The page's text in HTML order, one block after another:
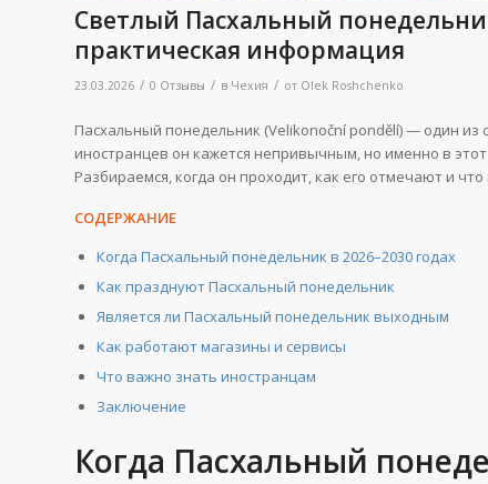
Светлый Пасхальный
практическая информация
23.03.2026 / 0 Отзывы / в Чехия / от Olek Roshchenko
Пасхальный понедельник (Velikonoční pondělí) — один
иностранцев он кажется непривычным, но именно в
Разбираемся, когда он проходит, как его отмечают и
СОДЕРЖАНИЕ
Когда Пасхальный понедельник в 2026–2030 годах
Как празднуют Пасхальный понедельник
Является ли Пасхальный понедельник выходным
Как работают магазины и сервисы
Что важно знать иностранцам
Заключение
Когда Пасхальный